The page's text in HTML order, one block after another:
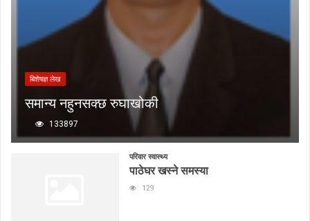
बिशेषज्ञ लेख
समान्य नहुनसक्छ रुघाखोकी
133897
परिवार स्वास्थ्य
पाठेघर खस्ने समस्या
129